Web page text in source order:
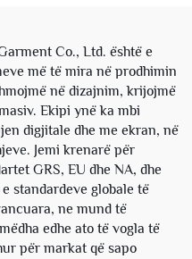
Co., Ltd. është e
më të mira në prodhimin
në dizajnim, krijojmë
Ekipi ynë ka mbi
digjitale dhe me ekran, në
Jemi krenarë për
GRS, EU dhe NA, dhe
standardeve globale të
ne mund të
edhe ato të vogla të
për markat që sapo